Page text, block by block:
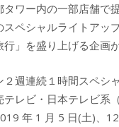
タワー内の一部店舗で
ペシャルライトアッ
行」を盛り上げる企画
週連続１時間スペシ
テレビ・日本テレビ系
年 1 月 5 日(土)、